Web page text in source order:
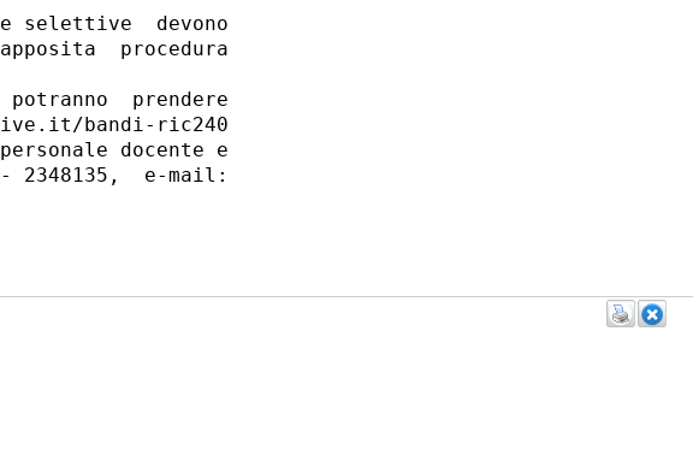
selettive  devono
procedura
potranno  prendere
bandi-ric240
docente e
2348135,  e-mail: